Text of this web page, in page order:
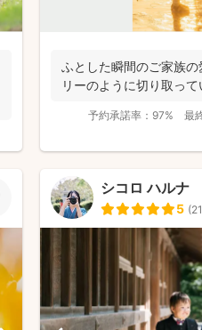
ふとした瞬間のご家族
リーのように切り取って
予約承諾率： 97% 最
シコロ ハルナ
5 (21